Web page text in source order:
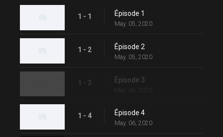
1 - 1 Épisode 1
May. 05, 2020
1 - 2 Épisode 2
May. 05, 2020
1 - 3 Épisode 3
1 - 4 Épisode 4
May. 06, 2020